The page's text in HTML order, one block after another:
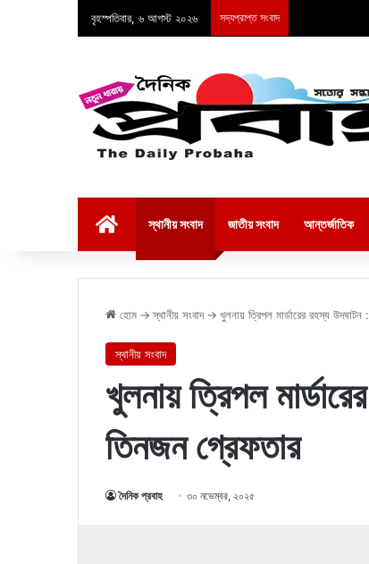
বৃহস্পতিবার, ৬ আগস্ট ২০২৬ সদ্যপ্রাপ্ত সংবাদ
স্থানীয় সংবাদ জাতীয় সংবাদ আন্তর্জাতিক
হোম → স্থানীয় সংবাদ → খুলনায় ত্রিপল মার্ডারের রহস্য
স্থানীয় সংবাদ
খুলনায় ত্রিপল
তিনজন গ্রেফতার
দৈনিক প্রবাহ ৩০ নভেম্বর, ২০২৫